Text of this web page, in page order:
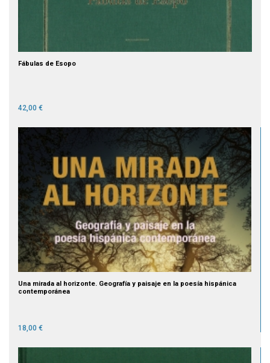
Fábulas de Esopo
42,00 €
Una mirada al horizonte. Geografía y paisaje en la poesía hispánica
contemporánea
18,00 €